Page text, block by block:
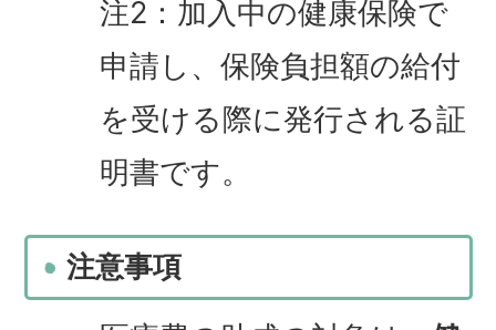
注2：加入中の健康保険で
申請し、保険負担額の給付
を受ける際に発行される証
明書です。
注意事項